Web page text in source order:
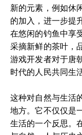
新的元素，例如休
的加入，进一步提
在悠闲的钓鱼中享
采摘新鲜的茶叶，
游戏开发者对于唐
时代的人民共同生
这种对自然与生活
地方。它不仅仅是
生活的一个反思。